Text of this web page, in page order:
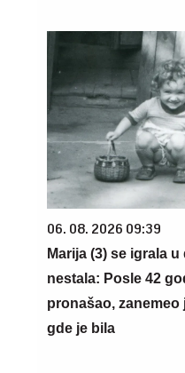
06. 08. 2026 09:39
Marija (3) se igrala
nestala: Posle 42
pronašao, zanemeo
gde je bila